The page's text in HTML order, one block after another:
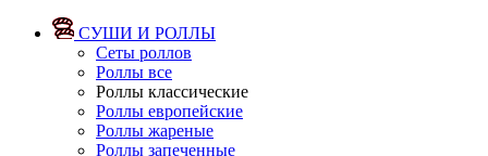
СУШИ И РОЛЛЫ
Сеты роллов
Роллы все
Роллы классические
Роллы европейские
Роллы жареные
Роллы запеченные